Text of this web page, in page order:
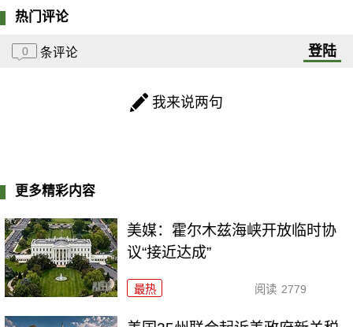
热门评论
0 条评论 登陆
我来说两句
更多精彩内容
美媒：霍尔木兹海峡开放临时协
议“接近达成”
最热 阅读 2779